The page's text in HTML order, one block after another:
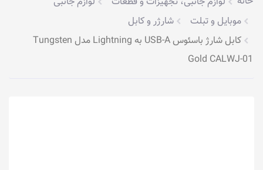
موبایل و تبلت
شارژر و کابل
کابل شارژ باسئوس USB-A به Lightning مدل Tungsten
Gold CALWJ-01